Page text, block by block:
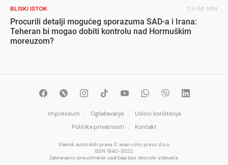
BLISKI ISTOK 7 H 58 MIN
Procurili detalji mogućeg sporazuma SAD-a i Irana:
Teheran bi mogao dobiti kontrolu nad Hormuškim
moreuzom?
Impressum Oglašavanje
Uslovi korištenja
Politika privatnosti
Kontakt
Vlasnik autorskih prava © avaz-roto press d.o.o.
ISSN 1840-3522.
Zabranjeno preuzimanje sadržaja bez dozvole izdavača.